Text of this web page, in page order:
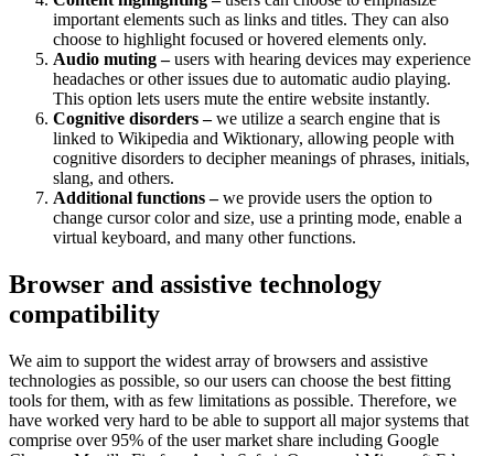
important elements such as links and titles. They can also
choose to highlight focused or hovered elements only.
Audio muting –users with hearing devices may experience
headaches or other issues due to automatic audio playing.
This option lets users mute the entire website instantly.
Cognitive disorders –we utilize a search engine that is
linked to Wikipedia and Wiktionary, allowing people with
cognitive disorders to decipher meanings of phrases, initials,
slang, and others.
Additional functions –we provide users the option to
change cursor color and size, use a printing mode, enable a
virtual keyboard, and many other functions.
Browser and assistive technology
compatibility
We aim to support the widest array of browsers and assistive
technologies as possible, so our users can choose the best fitting
tools for them, with as few limitations as possible. Therefore, we
have worked very hard to be able to support all major systems that
comprise over 95% of the user market share including Google